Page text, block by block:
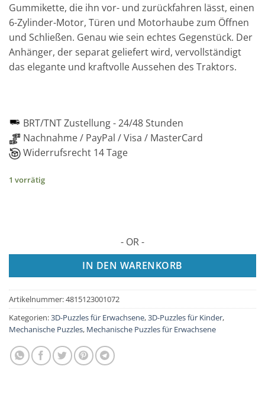
Gummikette, die ihn vor- und zurückfahren lässt, einen
6-Zylinder-Motor, Türen und Motorhaube zum Öffnen
und Schließen. Genau wie sein echtes Gegenstück. Der
Anhänger, der separat geliefert wird, vervollständigt
das elegante und kraftvolle Aussehen des Traktors.
BRT/TNT Zustellung -24/48 Stunden
Nachnahme / PayPal / Visa / MasterCard
Widerrufsrecht 14 Tage
1 vorrätig
- OR -
IN DEN WARENKORB
Artikelnummer:4815123001072
Kategorien:3D-Puzzles für Erwachsene,3D-Puzzles für Kinder,
Mechanische Puzzles, Mechanische Puzzles für Erwachsene